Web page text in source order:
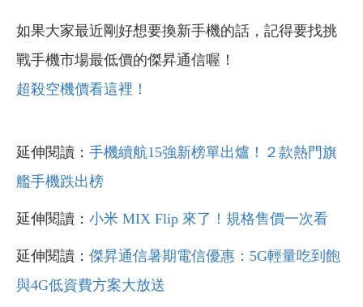
如果大家最近剛好想要換新手機的話，記得要找挑
戰手機市場最低價的傑昇通信喔！
超殺空機價看這裡！
延伸閱讀： 手機續航15強新榜單出爐！２款熱門旗
艦手機跌出榜
延伸閱讀： 小米 MIX Flip 來了！規格售價一次看
延伸閱讀： 傑昇通信暑期電信優惠：5G輕量吃到飽
與4G低資費方案大放送